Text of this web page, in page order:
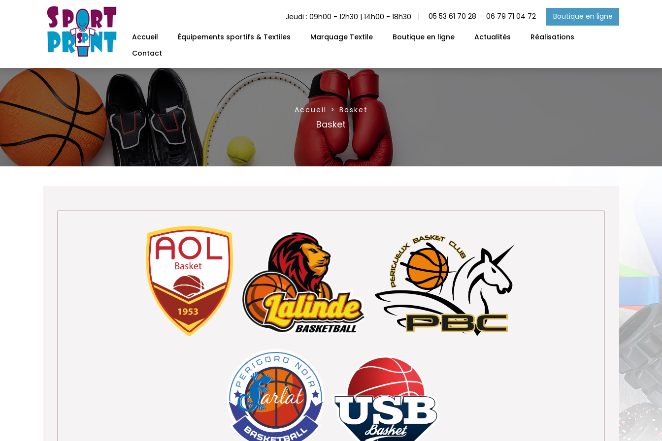
Jeudi : 09h00 - 12h30 | 14h00 - 18h30 05 53 61 70 28 06 79 71 04 72 Boutique en ligne
Accueil Équipements sportifs & Textiles Marquage Textile Boutique en ligne Actualités
Réalisations
Contact
Accueil Basket
Basket